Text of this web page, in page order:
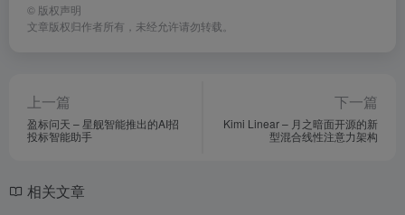
© 版权声明
文章版权归作者所有，未经允许请勿转载。
上一篇
盈标问天 – 星舰智能推出的AI招
投标智能助手
下一篇
Kimi Linear – 月之暗面开源的新
型混合线性注意力架构
相关文章